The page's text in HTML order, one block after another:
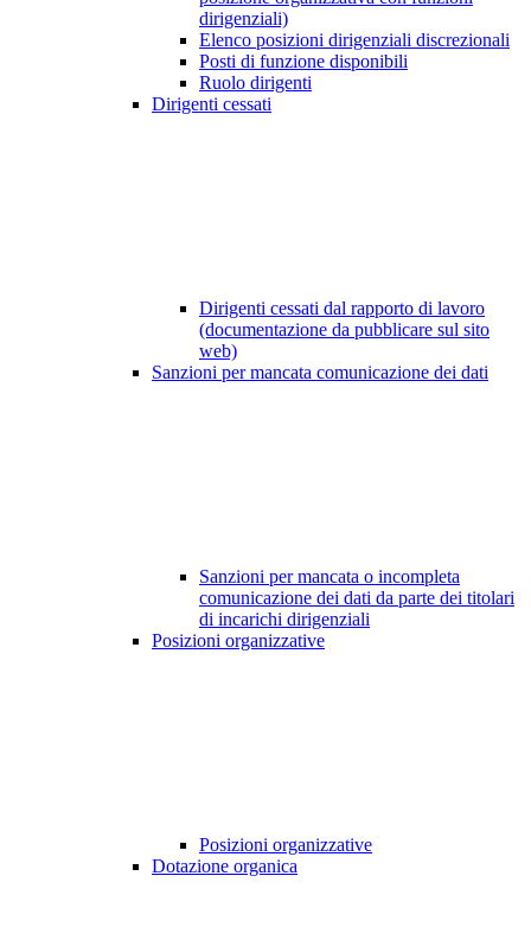
dirigenziali)
Elenco posizioni dirigenziali discrezionali
Posti di funzione disponibili
Ruolo dirigenti
Dirigenti cessati
Dirigenti cessati dal rapporto di lavoro
(documentazione da pubblicare sul sito
web)
Sanzioni per mancata comunicazione dei dati
Sanzioni per mancata o incompleta
comunicazione dei dati da parte dei titolari
di incarichi dirigenziali
Posizioni organizzative
Posizioni organizzative
Dotazione organica